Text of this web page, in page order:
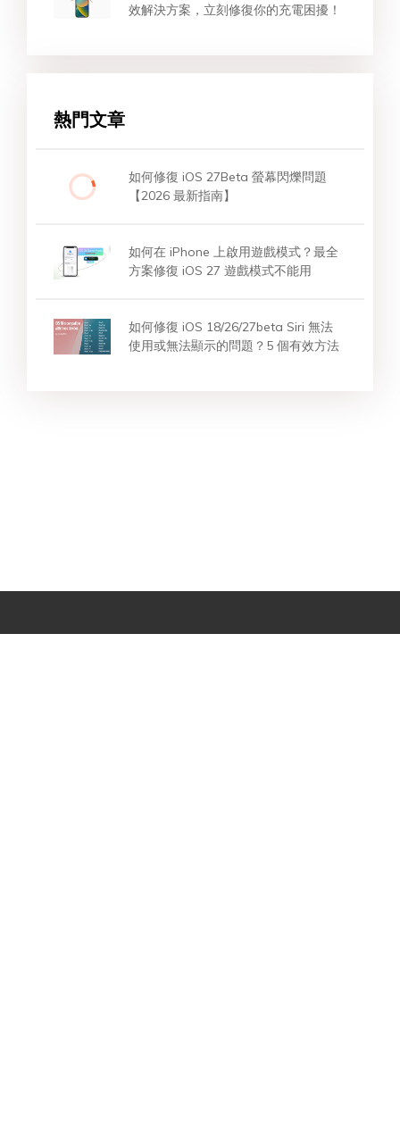
效解決方案，立刻修復你的充電困擾！
熱門文章
如何修復 iOS 27Beta 螢幕閃爍問題
【2026 最新指南】
如何在 iPhone 上啟用遊戲模式？最全
方案修復 iOS 27 遊戲模式不能用
如何修復 iOS 18/26/27beta Siri 無法
使用或無法顯示的問題？5 個有效方法